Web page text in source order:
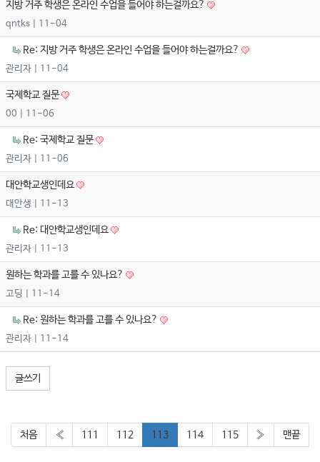
지방 거주 학생은 온라인 수업을 들어야 하는걸까요?
qntks | 11-04
Re: 지방 거주 학생은 온라인 수업을 들어야 하는걸까요?
관리자 | 11-04
국제학교 질문
00 | 11-06
Re: 국제학교 질문
관리자 | 11-06
대안학교생인데요
대안생 | 11-13
Re: 대안학교생인데요
관리자 | 11-13
원하는 학과를 고를 수 있나요?
고딩 | 11-14
Re: 원하는 학과를 고를 수 있나요?
관리자 | 11-14
글쓰기
처음 « 111 112 113 114 115 » 맨끝